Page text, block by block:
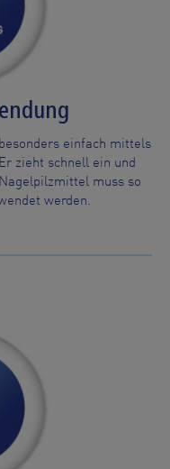
einfach mittels
zieht schnell ein und
muss so
werden.